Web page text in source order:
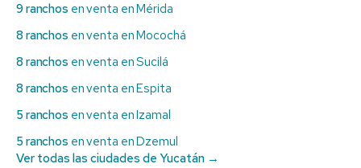
9 ranchos en venta en Mérida
8 ranchos en venta en Mocochá
8 ranchos en venta en Sucilá
8 ranchos en venta en Espita
5 ranchos en venta en Izamal
5 ranchos en venta en Dzemul
Ver todas las ciudades de Yucatán →